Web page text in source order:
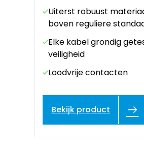
Uiterst robuust
boven reguliere
Elke kabel grondig
veiligheid
Loodvrije contacten
Bekijk product